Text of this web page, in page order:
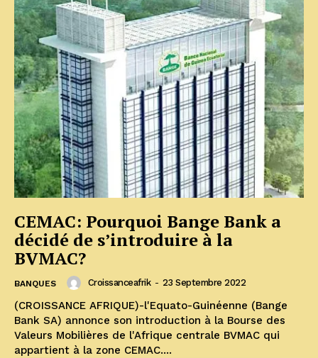
CEMAC: Pourquoi Bange Bank a
décidé de s’introduire à la
BVMAC?
BANQUES Croissanceafrik - 23 Septembre 2022
(CROISSANCE AFRIQUE)-l'Equato-Guinéenne (Bange
Bank SA) annonce son introduction à la Bourse des
Valeurs Mobilières de l'Afrique centrale BVMAC qui
appartient à la zone CEMAC....